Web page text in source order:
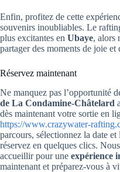
Enfin, profitez de cette
souvenirs inoubliables. Le
plus excitantes en Ubaye, alors
partager des moments de joie et
Réservez maintenant
Ne manquez pas l’opportunité
de La Condamine-Châtelard
dès maintenant votre sortie en
https://www.crazywater-
parcours, sélectionnez la date
réservez en quelques clics.
accueillir pour une expérience
maintenant et préparez-vous à